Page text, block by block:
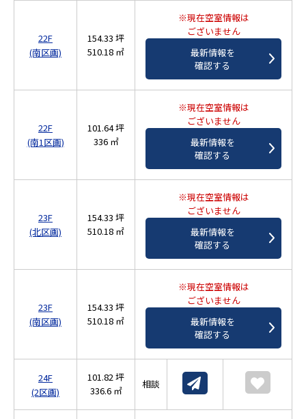
22F
(南区画)
154.33 坪
510.18 ㎡
※現在空室情報は
ございません
最新情報を
確認する
22F
(南1区画)
101.64 坪
336 ㎡
※現在空室情報は
ございません
最新情報を
確認する
23F
(北区画)
154.33 坪
510.18 ㎡
※現在空室情報は
ございません
最新情報を
確認する
23F
(南区画)
154.33 坪
510.18 ㎡
※現在空室情報は
ございません
最新情報を
確認する
24F
(2区画)
101.82 坪
336.6 ㎡
相談